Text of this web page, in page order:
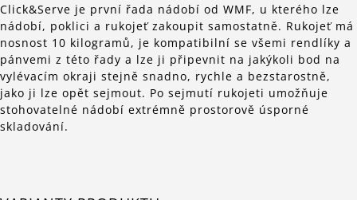
Click&Serve je první řada nádobí od WMF, u kterého lze
nádobí, poklici a rukojeť zakoupit samostatně. Rukojeť má
nosnost 10 kilogramů, je kompatibilní se všemi rendlíky a
pánvemi z této řady a lze ji připevnit na jakýkoli bod na
vylévacím okraji stejně snadno, rychle a bezstarostně,
jako ji lze opět sejmout. Po sejmutí rukojeti umožňuje
stohovatelné nádobí extrémně prostorově úsporné
skladování.